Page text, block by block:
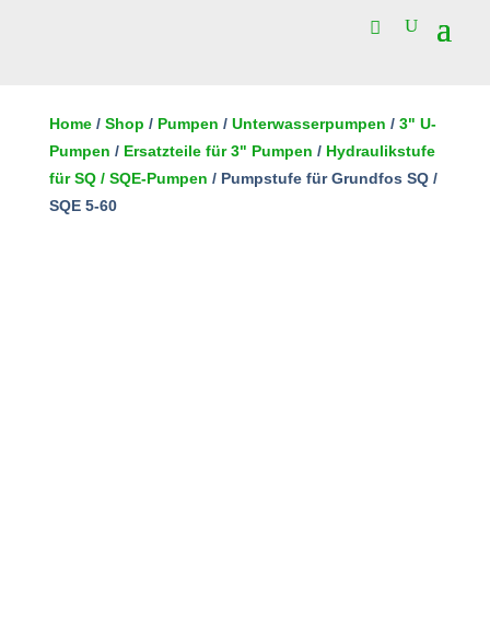
Grundfos
In den Warenkorb
Home/ Shop / Pumpen / Unterwasserpumpen / 3" U-
Pumpen / Ersatzteile für 3" Pumpen / Hydraulikstufe
für SQ / SQE-Pumpen / Pumpstufe für Grundfos SQ /
SQE 5-60